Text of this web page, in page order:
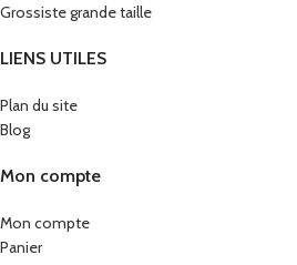
Grossiste grande taille
LIENS UTILES
Plan du site
Blog
Mon compte
Mon compte
Panier